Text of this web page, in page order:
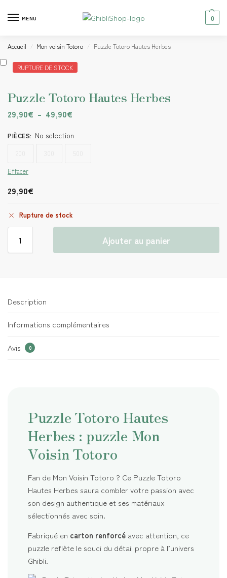
MENU 0
Accueil / Mon voisin Totoro / Puzzle Totoro Hautes Herbes
RUPTURE DE STOCK
Puzzle Totoro Hautes Herbes
29,90€ – 49,90€
PIÈCES: No selection
Effacer
29,90€
Rupture de stock
Ajouter au panier
Description
Informations complémentaires
Avis 0
Puzzle Totoro Hautes
Herbes : puzzle Mon
Voisin Totoro
Fan de Mon Voisin Totoro ? Ce Puzzle Totoro
Hautes Herbes saura combler votre passion avec
son design authentique et ses matériaux
sélectionnés avec soin.
Fabriqué en carton renforcé avec attention, ce
puzzle reflète le souci du détail propre à l’univers
Ghibli.